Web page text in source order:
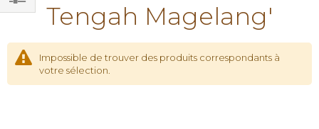
Tengah Magelang'
Impossible de trouver des produits correspondants à
votre sélection.
Filtrer